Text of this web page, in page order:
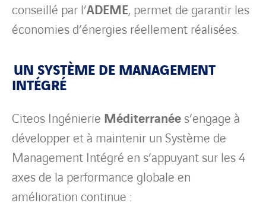
conseillé par l’ADEME, permet de garantir les
économies d’énergies réellement réalisées.
UN SYSTÈME DE MANAGEMENT
INTÉGRÉ
Citeos Ingénierie Méditerranée s’engage à
développer et à maintenir un Système de
Management Intégré en s’appuyant sur les 4
axes de la performance globale en
amélioration continue :